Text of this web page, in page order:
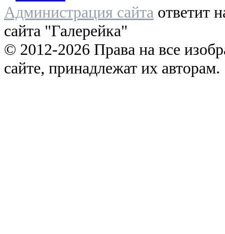
Администрация сайта ответит
сайта "Галерейка"
© 2012-2026 Права на все
сайте, принадлежат их авторам.